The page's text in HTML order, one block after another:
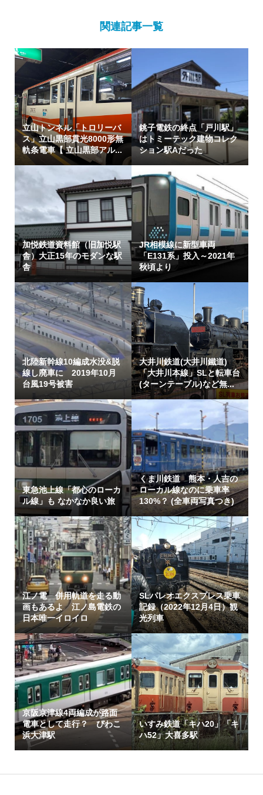
関連記事一覧
立山トンネル「トロリーバ
ス」立山黒部貫光8000形無
軌条電車【 立山黒部アル...
銚子電鉄の終点「戸川駅」
はトミーテック建物コレク
ション駅Aだった
加悦鉄道資料館（旧加悦駅
舎）大正15年のモダンな駅
舎
JR相模線に新型車両
「E131系」投入～2021年
秋頃より
北陸新幹線10編成水没&脱
線し廃車に 2019年10月
台風19号被害
大井川鉄道(大井川鐵道)
「大井川本線」SLと転車台
(ターンテーブル)など無...
東急池上線「都心のローカ
ル線」も なかなか良い旅
くま川鉄道 熊本・人吉の
ローカル線なのに乗車率
130%？ (全車両写真つき)
江ノ電 併用軌道を走る動
画もあるよ 江ノ島電鉄の
日本唯一イロイロ
SLパレオエクスプレス乗車
記録（2022年12月4日）観
光列車
京阪京津線4両編成が路面
電車として走行？ びわこ
浜大津駅
いすみ鉄道「キハ20」「キ
ハ52」大喜多駅